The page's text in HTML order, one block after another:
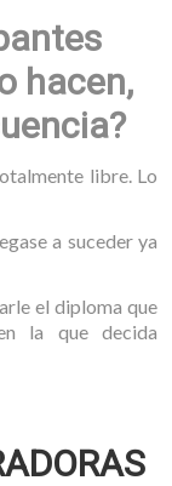
hacen,
libre. Lo
a suceder ya
el diploma que
la que decida